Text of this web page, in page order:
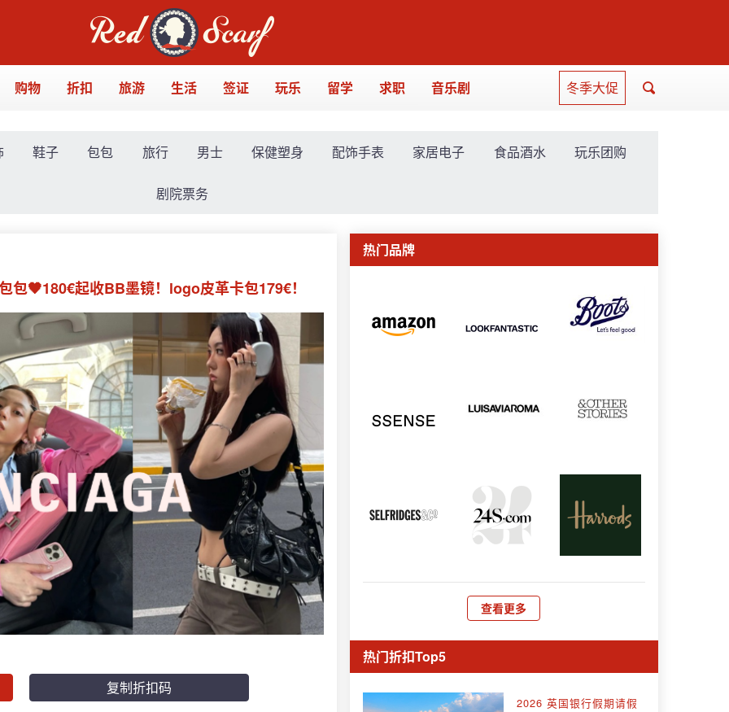
购物 折扣 旅游 生活 签证 玩乐 留学 求职 音乐剧 冬季大促
鞋子 包包 旅行 男士 保健塑身 配饰手表 家居电子 食品酒水 玩乐团购
剧院票务
🖤180€起收BB墨镜！logo皮革卡包179€！
复制折扣码
热门品牌
查看更多
热门折扣Top5
2026 英国银行假期请假